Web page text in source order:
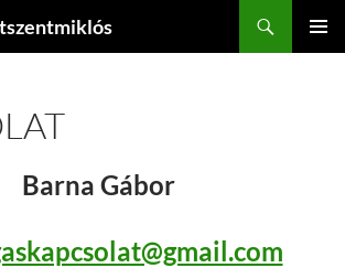
Barna Gábor